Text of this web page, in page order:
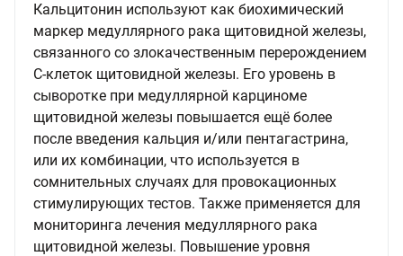
Кальцитонин используют как биохимический
маркер медуллярного рака щитовидной железы,
связанного со злокачественным перерождением
С-клеток щитовидной железы. Его уровень в
сыворотке при медуллярной карциноме
щитовидной железы повышается ещё более
после введения кальция и/или пентагастрина,
или их комбинации, что используется в
сомнительных случаях для провокационных
стимулирующих тестов. Также применяется для
мониторинга лечения медуллярного рака
щитовидной железы. Повышение уровня